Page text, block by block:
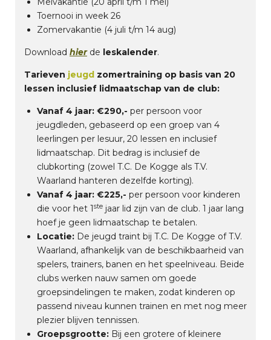
Toernooi in week 26
Zomervakantie (4 juli t/m 14 aug)
Download hier de leskalender.
Tarieven jeugd zomertraining op basis van 20
lessen inclusief lidmaatschap van de club:
Vanaf 4 jaar: €290,- per persoon voor
jeugdleden, gebaseerd op een groep van 4
leerlingen per lesuur, 20 lessen en inclusief
lidmaatschap. Dit bedrag is inclusief de
clubkorting (zowel T.C. De Kogge als T.V.
Waarland hanteren dezelfde korting).
Vanaf 4 jaar: €225,- per persoon voor kinderen
die voor het 1ste jaar lid zijn van de club. 1 jaar lang
hoef je geen lidmaatschap te betalen.
Locatie: De jeugd traint bij T.C. De Kogge of T.V.
Waarland, afhankelijk van de beschikbaarheid van
spelers, trainers, banen en het speelniveau. Beide
clubs werken nauw samen om goede
groepsindelingen te maken, zodat kinderen op
passend niveau kunnen trainen en met nog meer
plezier blijven tennissen.
Groepsgrootte: Bij een grotere of kleinere